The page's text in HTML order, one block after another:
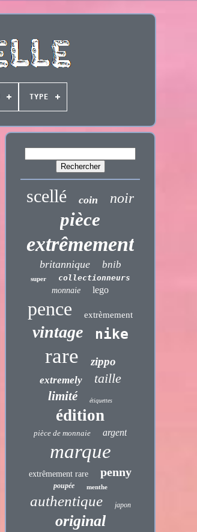
TYPE
scellé coin noir
pièce
extrêmement
britannique bnib
super
collectionneurs
monnaie
lego
pence extrèmement
vintage nike
rare zippo
extremely taille
limité étiquettes
édition
pièce de monnaie argent
marque
extrêmement rare penny
poupée menthe
authentique japon
original